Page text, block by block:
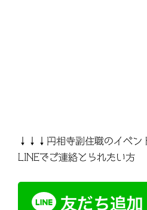
↓↓↓円相寺副住職のイベン
LINEでご連絡とられたい方